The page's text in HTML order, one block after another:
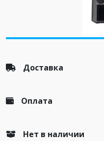
Доставка
Оплата
Нет в наличии